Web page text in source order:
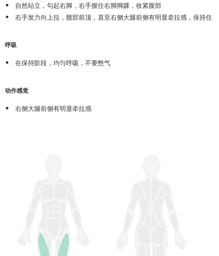
自然站立，勾起右脚，右手握住右脚脚踝，收紧腹部
右手发力向上拉，髋部前顶，直至右侧大腿前侧有明显牵拉感，保持住
呼吸
在保持阶段，均匀呼吸，不要憋气
动作感觉
右侧大腿前侧有明显牵拉感